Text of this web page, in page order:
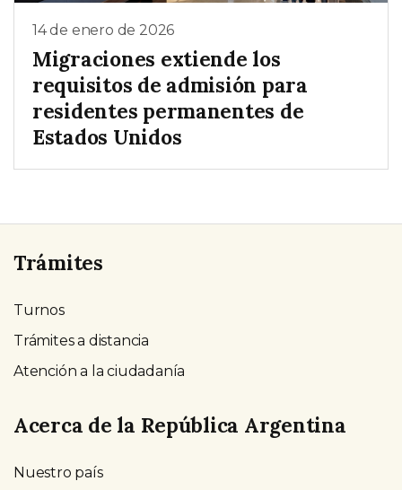
14 de enero de 2026
Migraciones extiende los
requisitos de admisión para
residentes permanentes de
Estados Unidos
Trámites
Turnos
Trámites a distancia
Atención a la ciudadanía
Acerca de la República Argentina
Nuestro país